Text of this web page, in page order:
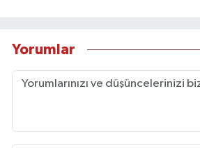
Yorumlar